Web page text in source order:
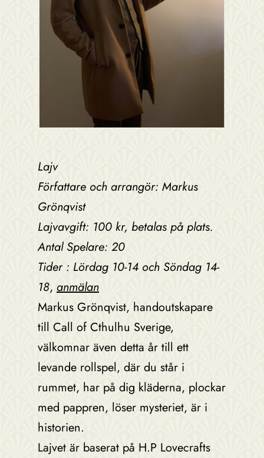
Lajv
Författare och arrangör: Markus
Grönqvist
Lajvavgift: 100 kr, betalas på plats.
Antal Spelare: 20
Tider : Lördag 10-14 och Söndag 14-
18, anmälan
Markus Grönqvist, handoutskapare
till Call of Cthulhu Sverige,
välkomnar även detta år till ett
levande rollspel, där du står i
rummet, har på dig kläderna, plockar
med pappren, löser mysteriet, är i
historien.
Lajvet är baserat på H.P Lovecrafts